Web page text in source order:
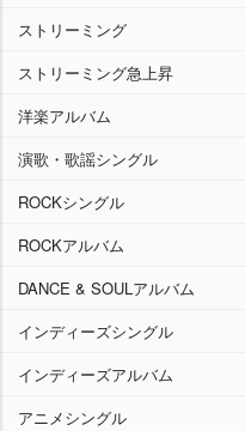
ストリーミング
ストリーミング急上昇
洋楽アルバム
演歌・歌謡シングル
ROCKシングル
ROCKアルバム
DANCE & SOULアルバム
インディーズシングル
インディーズアルバム
アニメシングル